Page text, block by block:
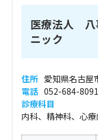
医療法人 八
ニック
住所 愛知県名古屋
電話 052-684-8091
診療科目
内科、精神科、心